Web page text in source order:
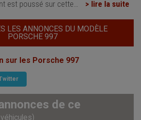
est poussé sur cette
> lire la suite
LES ANNONCES DU MODÈLE
PORSCHE 997
sur les Porsche 997
de ce